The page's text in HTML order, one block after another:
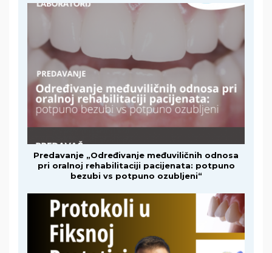
Predavanje „Određivanje međuviličnih odnosa
pri oralnoj rehabilitaciji pacijenata: potpuno
bezubi vs potpuno ozubljeni“